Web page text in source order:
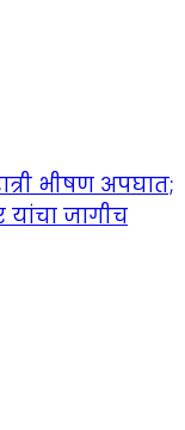
भीषण अपघात;
जागीच